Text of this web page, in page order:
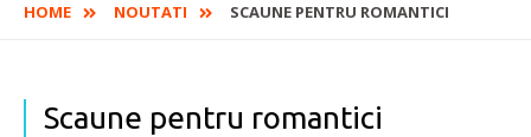
HOME NOUTATI SCAUNE PENTRU ROMANTICI
Scaune pentru romantici